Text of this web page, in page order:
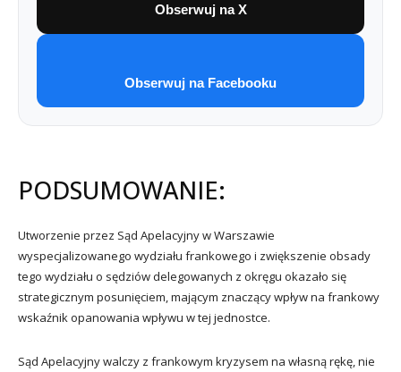
Obserwuj na X
Obserwuj na Facebooku
PODSUMOWANIE:
Utworzenie przez Sąd Apelacyjny w Warszawie
wyspecjalizowanego wydziału frankowego i zwiększenie obsady
tego wydziału o sędziów delegowanych z okręgu okazało się
strategicznym posunięciem, mającym znaczący wpływ na frankowy
wskaźnik opanowania wpływu w tej jednostce.
Sąd Apelacyjny walczy z frankowym kryzysem na własną rękę, nie